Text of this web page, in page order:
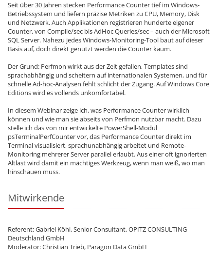
Seit über 30 Jahren stecken Performance Counter tief im Windows-
Betriebssystem und liefern präzise Metriken zu CPU, Memory, Disk
und Netzwerk. Auch Applikationen registrieren hunderte eigener
Counter, von Compile/sec bis AdHoc Queries/sec – auch der Microsoft
SQL Server. Nahezu jedes Windows-Monitoring-Tool baut auf dieser
Basis auf, doch direkt genutzt werden die Counter kaum.
Der Grund: Perfmon wirkt aus der Zeit gefallen, Templates sind
sprachabhängig und scheitern auf internationalen Systemen, und für
schnelle Ad-hoc-Analysen fehlt schlicht der Zugang. Auf Windows Core
Editions wird es vollends unkomfortabel.
In diesem Webinar zeige ich, was Performance Counter wirklich
können und wie man sie abseits von Perfmon nutzbar macht. Dazu
stelle ich das von mir entwickelte PowerShell-Modul
psTerminalPerfCounter vor, das Performance Counter direkt im
Terminal visualisiert, sprachunabhängig arbeitet und Remote-
Monitoring mehrerer Server parallel erlaubt. Aus einer oft ignorierten
Altlast wird damit ein mächtiges Werkzeug, wenn man weiß, wo man
hinschauen muss.
Mitwirkende
Referent: Gabriel Köhl, Senior Consultant, OPITZ CONSULTING
Deutschland GmbH
Moderator: Christian Trieb, Paragon Data GmbH